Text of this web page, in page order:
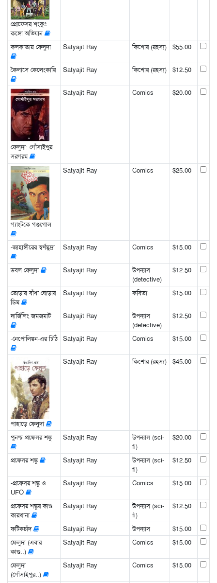
প্রোফেসর শংকুঃ
কঙ্গো অভিযান
কলকাতায় ফেলুদা
Satyajit Ray কিশোর (রহস্য) $55.00
কৈলাসে কেলেংকারি Satyajit Ray কিশোর (রহস্য) $12.50
ফেলুদা: গোঁসাইপুর
সরগরম
Satyajit Ray Comics $20.00
গ্যাংটকে গণ্ডগোল
Satyajit Ray Comics $25.00
-জাহাঙ্গীরের স্বর্ণমুদ্রা Satyajit Ray Comics $15.00
ডবল ফেলুদা Satyajit Ray
উপন্যাস
(detective)
$12.50
তোড়ায় বাঁধা ঘোড়ার
ডিম
Satyajit Ray কবিতা $15.00
দার্জিলিং জমজমাট Satyajit Ray
উপন্যাস
(detective)
$12.50
-নেপোলিয়ন-এর চিঠি Satyajit Ray Comics $15.00
পাহাড়ে ফেলুদা
Satyajit Ray কিশোর (রহস্য) $45.00
পুনশ্চ প্রফেসর শঙ্কু Satyajit Ray
উপন্যাস (sci-
fi)
$20.00
প্রফেসর শঙ্কু Satyajit Ray
উপন্যাস (sci-
fi)
$12.50
-প্রফেসর শঙ্কু ও
UFO
Satyajit Ray Comics $15.00
প্রফেসর শঙ্কুর কাণ্ড
কারখানা
Satyajit Ray
উপন্যাস (sci-
fi)
$12.50
ফটিকচাঁদ Satyajit Ray উপন্যাস
$15.00
ফেলুদা (এবার
কাণ্ড..)
Satyajit Ray Comics $15.00
ফেলুদা
(গোঁসাইপুর..)
Satyajit Ray Comics $15.00